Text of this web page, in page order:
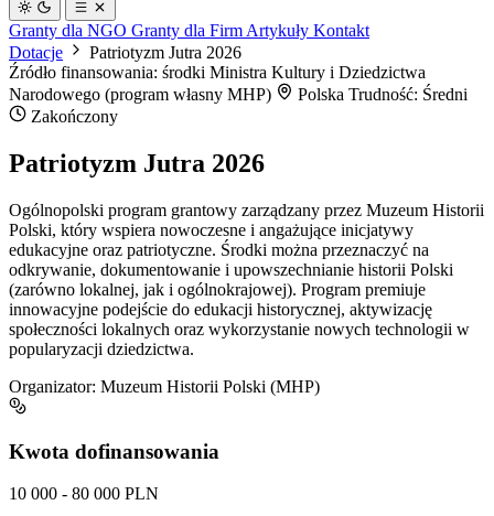
Granty dla NGO Granty dla Firm Artykuły Kontakt
Dotacje
Patriotyzm Jutra 2026
Źródło finansowania: środki Ministra Kultury i Dziedzictwa
Narodowego (program własny MHP)
Polska Trudność: Średni
Zakończony
Patriotyzm Jutra 2026
Ogólnopolski program grantowy zarządzany przez Muzeum Historii
Polski, który wspiera nowoczesne i angażujące inicjatywy
edukacyjne oraz patriotyczne. Środki można przeznaczyć na
odkrywanie, dokumentowanie i upowszechnianie historii Polski
(zarówno lokalnej, jak i ogólnokrajowej). Program premiuje
innowacyjne podejście do edukacji historycznej, aktywizację
społeczności lokalnych oraz wykorzystanie nowych technologii w
popularyzacji dziedzictwa.
Organizator: Muzeum Historii Polski (MHP)
Kwota dofinansowania
10 000 - 80 000 PLN